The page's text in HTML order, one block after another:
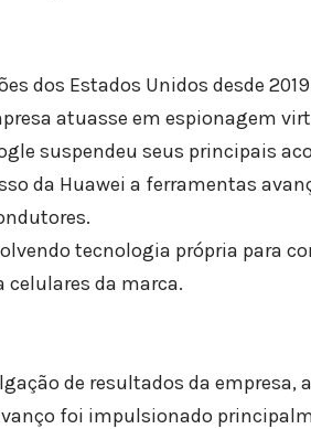
dos Estados Unidos desde
atuasse em espionagem
suspendeu seus principais
da Huawei a ferramentas
tecnologia própria para
da marca.
de resultados da empresa,
foi impulsionado